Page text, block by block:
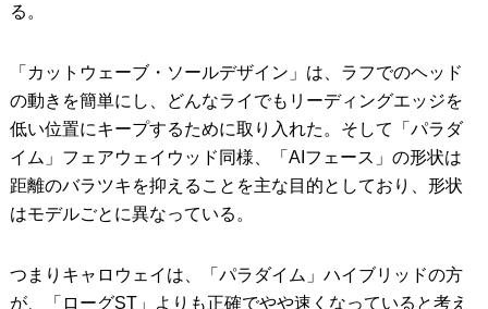
る。
「カットウェーブ・ソールデザイン」は、ラフでのヘッド
の動きを簡単にし、どんなライでもリーディングエッジを
低い位置にキープするために取り入れた。そして「パラダ
イム」フェアウェイウッド同様、「AIフェース」の形状は
距離のバラツキを抑えることを主な目的としており、形状
はモデルごとに異なっている。
つまりキャロウェイは、「パラダイム」ハイブリッドの方
が、「ローグST」よりも正確でやや速くなっていると考え